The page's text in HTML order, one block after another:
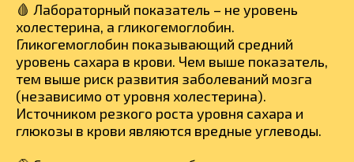
🩸 Лабораторный показатель – не уровень
холестерина, а гликогемоглобин.
Гликогемоглобин показывающий средний
уровень сахара в крови. Чем выше показатель,
тем выше риск развития заболеваний мозга
(независимо от уровня холестерина).
Источником резкого роста уровня сахара и
глюкозы в крови являются вредные углеводы.